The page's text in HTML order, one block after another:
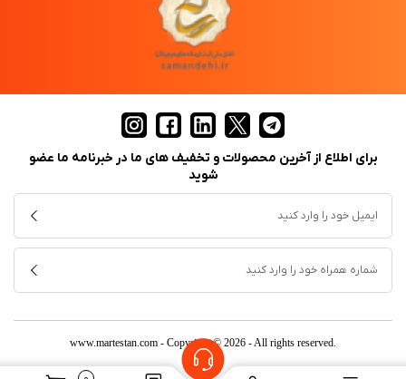
برای اطلاع از آخرین محصولات و تخفیف های ما در خبرنامه ما عضو
شوید
www.martestan.com - Copyright © 2026 - All rights reserved.